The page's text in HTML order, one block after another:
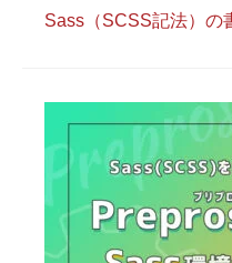
Sass（SCSS記法）の